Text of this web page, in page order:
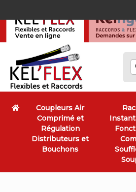
Coupleurs Air
Comprimé et
Régulation
Distributeurs et
Bouchons